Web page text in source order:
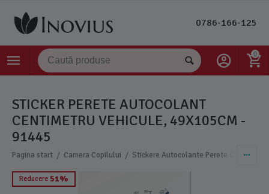
0786-166-125
0
STICKER PERETE AUTOCOLANT
CENTIMETRU VEHICULE, 49X105CM -
91445
Pagina start / Camera Copilului / Stickere Autocolante Perete Copii
Reducere 51%